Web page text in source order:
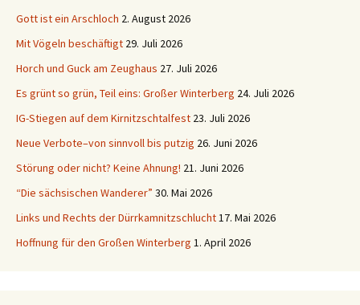
Gott ist ein Arschloch 2. August 2026
Mit Vögeln beschäftigt 29. Juli 2026
Horch und Guck am Zeughaus 27. Juli 2026
Es grünt so grün, Teil eins: Großer Winterberg 24. Juli 2026
IG-Stiegen auf dem Kirnitzschtalfest 23. Juli 2026
Neue Verbote–von sinnvoll bis putzig 26. Juni 2026
Störung oder nicht? Keine Ahnung! 21. Juni 2026
“Die sächsischen Wanderer” 30. Mai 2026
Links und Rechts der Dürrkamnitzschlucht17. Mai 2026
Hoffnung für den Großen Winterberg 1. April 2026